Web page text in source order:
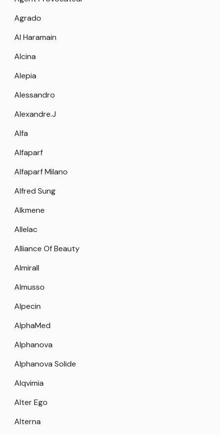
Agrado
Al Haramain
Alcina
Alepia
Alessandro
Alexandre.J
Alfa
Alfaparf
Alfaparf Milano
Alfred Sung
Alkmene
Allelac
Alliance Of Beauty
Almirall
Almusso
Alpecin
AlphaMed
Alphanova
Alphanova Solide
Alqvimia
Alter Ego
Alterna